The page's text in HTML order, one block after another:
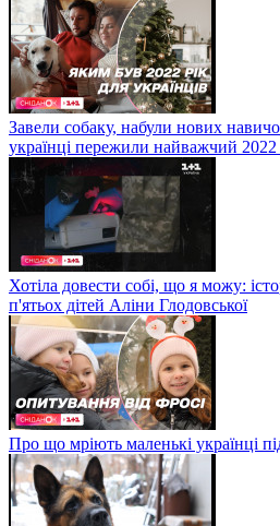
Завели собаку, набули нових
українці пережили найважчий 2022
Хотіла довести собі, що я можу:
п'ятьох дітей Аліни Глодовської
Про що мріють маленькі українці